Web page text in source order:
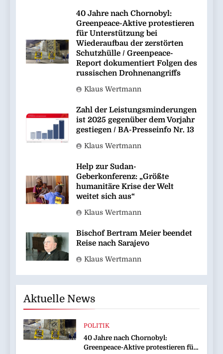
40 Jahre nach Chornobyl:
Greenpeace-Aktive protestieren
für Unterstützung bei
Wiederaufbau der zerstörten
Schutzhülle / Greenpeace-
Report dokumentiert Folgen des
russischen Drohnenangriffs
Klaus Wertmann
Zahl der Leistungsminderungen
ist 2025 gegenüber dem Vorjahr
gestiegen / BA-Presseinfo Nr. 13
Klaus Wertmann
Help zur Sudan-
Geberkonferenz: „Größte
humanitäre Krise der Welt
weitet sich aus“
Klaus Wertmann
Bischof Bertram Meier beendet
Reise nach Sarajevo
Klaus Wertmann
Aktuelle News
POLITIK
40 Jahre nach Chornobyl:
Greenpeace-Aktive protestieren für